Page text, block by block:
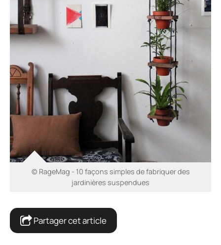
© RageMag - 10 façons simples de fabriquer des
jardinières suspendues
Partager cet article